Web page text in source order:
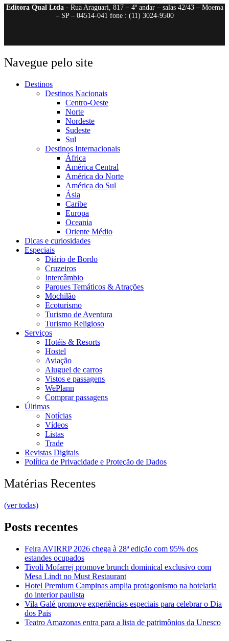
Editora Qual Ltda- Rua Araguari, 817 – 4º andar – salas 42/43 – Moema
– SP – 04514-041 fone : (11) 3024-9500
Navegue pelo site
Destinos
Destinos Nacionais
Centro-Oeste
Norte
Nordeste
Sudeste
Sul
Destinos Internacionais
África
América Central
América do Norte
América do Sul
Ásia
Caribe
Europa
Oceania
Oriente Médio
Dicas e curiosidades
Especiais
Diário de Bordo
Cruzeiros
Intercâmbio
Parques Temáticos & Atrações
Mochilão
Ecoturismo
Turismo de Aventura
Turismo Religioso
Serviços
Hotéis & Resorts
Hostel
Aviação
Aluguel de carros
Vistos e passagens
WePlann
Comprar passagens
Últimas
Notícias
Vídeos
Listas
Trade
Revistas Digitais
Política de Privacidade e Proteção de Dados
Matérias Recentes
(ver todas)
Posts recentes
Feira AVIRRP 2026 chega à 28ª edição com 95% dos
estandes ocupados
Tivoli Mofarrej promove brunch dominical exclusivo com
Mesa Lindt no Must Restaurant
Hotel Premium Campinas amplia protagonismo na hotelaria
do interior paulista
Vila Galé promove experiências especiais para celebrar o Dia
dos Pais
Teatro Amazonas entra para a lista de patrimônios da Unesco